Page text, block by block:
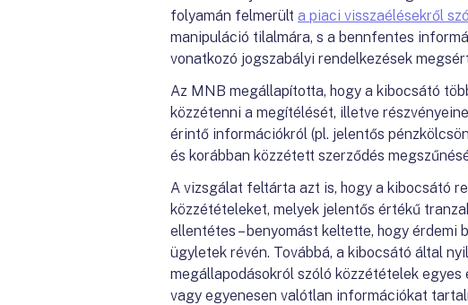
folyamán felmerült a piaci visszaélésekről
manipuláció tilalmára, s a bennfentes
vonatkozó jogszabályi rendelkezések
Az MNB megállapította, hogy a kibocsátó
közzétenni a megítélését, illetve
érintő információkról (pl. jelentős
és korábban közzétett szerződés
A vizsgálat feltárta azt is, hogy a kibocsátó
közzétételeket, melyek jelentős értékű
ellentétes – benyomást keltette, hogy érdemi
ügyletek révén. Továbbá, a kibocsátó által
megállapodásokról szóló közzétételek
vagy egyenesen valótlan információkat